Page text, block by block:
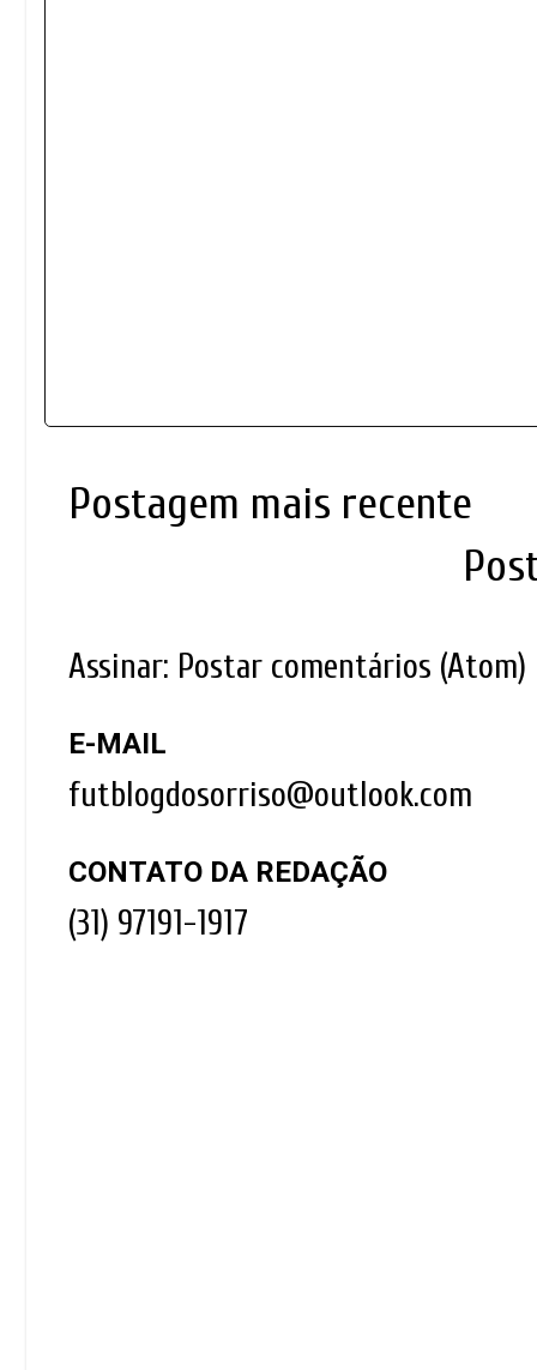
Postagem mais recente
Assinar: Postar comentários (Atom)
E-MAIL
futblogdosorriso@outlook.com
CONTATO DA REDAÇÃO
(31) 97191-1917